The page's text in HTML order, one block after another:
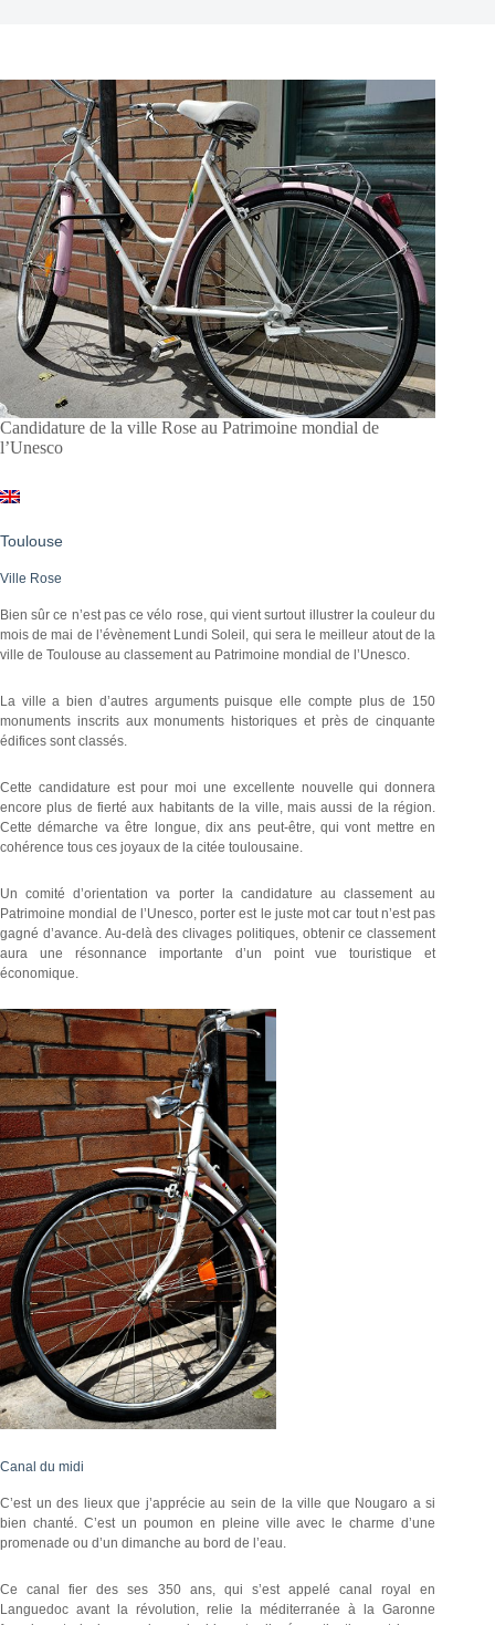
Candidature de la ville Rose au Patrimoine mondial de
l’Unesco
Toulouse
Ville Rose
Bien sûr ce n’est pas ce vélo rose, qui vient surtout illustrer la couleur du
mois de mai de l’évènement Lundi Soleil, qui sera le meilleur atout de la
ville de Toulouse au classement au Patrimoine mondial de l’Unesco.
La ville a bien d’autres arguments puisque elle compte plus de 150
monuments inscrits aux monuments historiques et près de cinquante
édifices sont classés.
Cette candidature est pour moi une excellente nouvelle qui donnera
encore plus de fierté aux habitants de la ville, mais aussi de la région.
Cette démarche va être longue, dix ans peut-être, qui vont mettre en
cohérence tous ces joyaux de la citée toulousaine.
Un comité d’orientation va porter la candidature au classement au
Patrimoine mondial de l’Unesco, porter est le juste mot car tout n’est pas
gagné d’avance. Au-delà des clivages politiques, obtenir ce classement
aura une résonnance importante d’un point vue touristique et
économique.
Canal du midi
C’est un des lieux que j’apprécie au sein de la ville que Nougaro a si
bien chanté. C’est un poumon en pleine ville avec le charme d’une
promenade ou d’un dimanche au bord de l’eau.
Ce canal fier des ses 350 ans, qui s’est appelé canal royal en
Languedoc avant la révolution, relie la méditerranée à la Garonne